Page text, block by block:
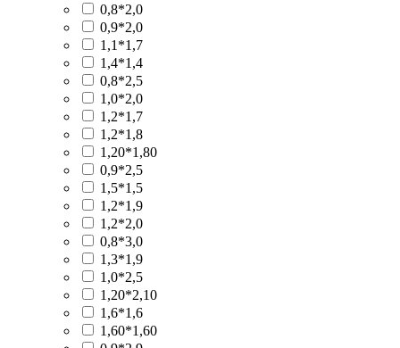
0,8*2,0
0,9*2,0
1,1*1,7
1,4*1,4
0,8*2,5
1,0*2,0
1,2*1,7
1,2*1,8
1,20*1,80
0,9*2,5
1,5*1,5
1,2*1,9
1,2*2,0
0,8*3,0
1,3*1,9
1,0*2,5
1,20*2,10
1,6*1,6
1,60*1,60